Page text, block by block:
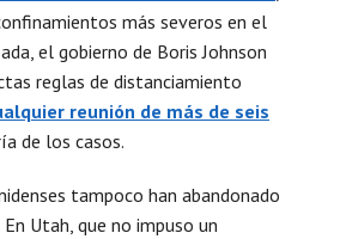
más severos en el
el gobierno de Boris Johnson
reglas de distanciamiento
reunión de más de seis
de los casos.
tampoco han abandonado
Utah, que no impuso un